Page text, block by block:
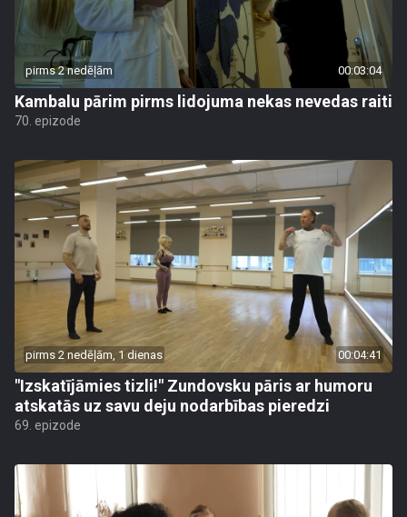
pirms 2 nedēļām 00:03:04
Kambalu pārim pirms lidojuma nekas nevedas raiti
70. epizode
pirms 2 nedēļām, 1 dienas 00:04:41
"Izskatījāmies tizli!" Zundovsku pāris ar humoru
atskatās uz savu deju nodarbības pieredzi
69. epizode